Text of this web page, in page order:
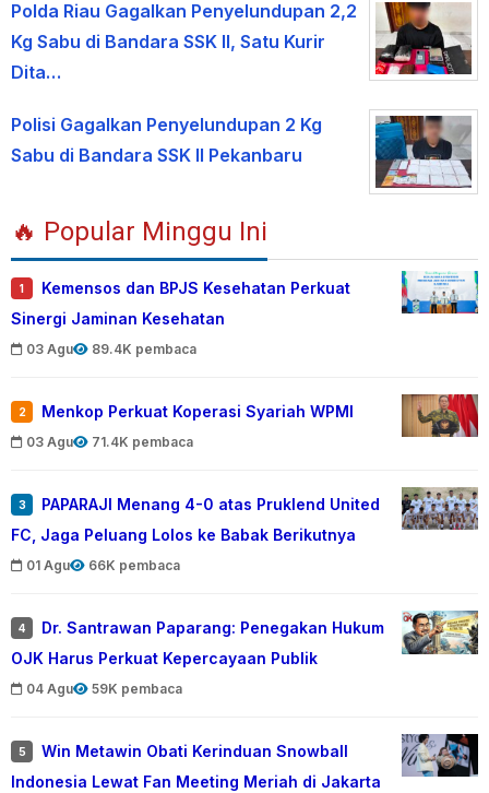
Polda Riau Gagalkan Penyelundupan 2,2
Kg Sabu di Bandara SSK II, Satu Kurir
Dita…
Polisi Gagalkan Penyelundupan 2 Kg
Sabu di Bandara SSK II Pekanbaru
🔥 Popular Minggu Ini
1
Kemensos dan BPJS Kesehatan Perkuat
Sinergi Jaminan Kesehatan
03 Agu 89.4K pembaca
2 Menkop Perkuat Koperasi Syariah WPMI
03 Agu 71.4K pembaca
3
PAPARAJI Menang 4-0 atas Pruklend United
FC, Jaga Peluang Lolos ke Babak Berikutnya
01 Agu 66K pembaca
4
Dr. Santrawan Paparang: Penegakan Hukum
OJK Harus Perkuat Kepercayaan Publik
04 Agu 59K pembaca
5
Win Metawin Obati Kerinduan Snowball
Indonesia Lewat Fan Meeting Meriah di Jakarta